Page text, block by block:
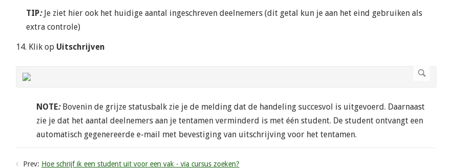
TIP: Je ziet hier ook het huidige aantal ingeschreven deelnemers (dit getal kun je aan het eind gebruiken als
extra controle)
14. Klik op Uitschrijven
NOTE: Bovenin de grijze statusbalk zie je de melding dat de handeling succesvol is uitgevoerd. Daarnaast
zie je dat het aantal deelnemers aan je tentamen verminderd is met één student. De student ontvangt een
automatisch gegenereerde e-mail met bevestiging van uitschrijving voor het tentamen.
Prev: Hoe schrijf ik een student uit voor een vak - via cursus zoeken?